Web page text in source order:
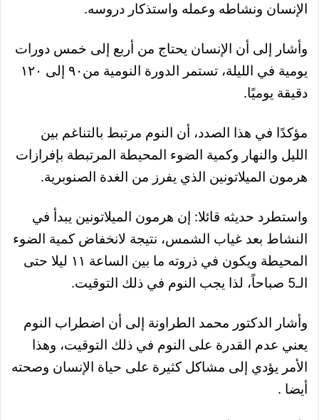
الإنسان ونشاطه وعمله واستذكار دروسه.
وأشار إلى أن الإنسان يحتاج من أربع إلى خمس دورات
يومية في الليلة، تستمر الدورة النومية من٩٠ إلى ١٢٠
دقيقة يوميًا.
مؤكدًا في هذا الصدد، أن النوم مرتبط بالتناغم بين
الليل والنهار وكمية الضوء المحيطة المرتبطة بإفرازات
هرمون الميلاتونين الذي يفرز من الغدة الصنوبرية.
واستطرد حديثه قائلا: إن هرمون الميلاتونين يبدأ في
النشاط بعد غياب الشمس، نتيجة لانخفاض كمية الضوء
المحيطة ويكون في ذروته ما بين الساعة ١١ ليلا حتى
الـ5 صباحاً، لذا يجب النوم في ذلك التوقيت
.
وأشار الدكتور محمد الطراونة إلى أن اضطراب النوم
يعني عدم القدرة على النوم في ذلك التوقيت، وهذا
الأمر يؤدي إلى مشاكل كثيرة على حياة الإنسان وصحته
أيضا .